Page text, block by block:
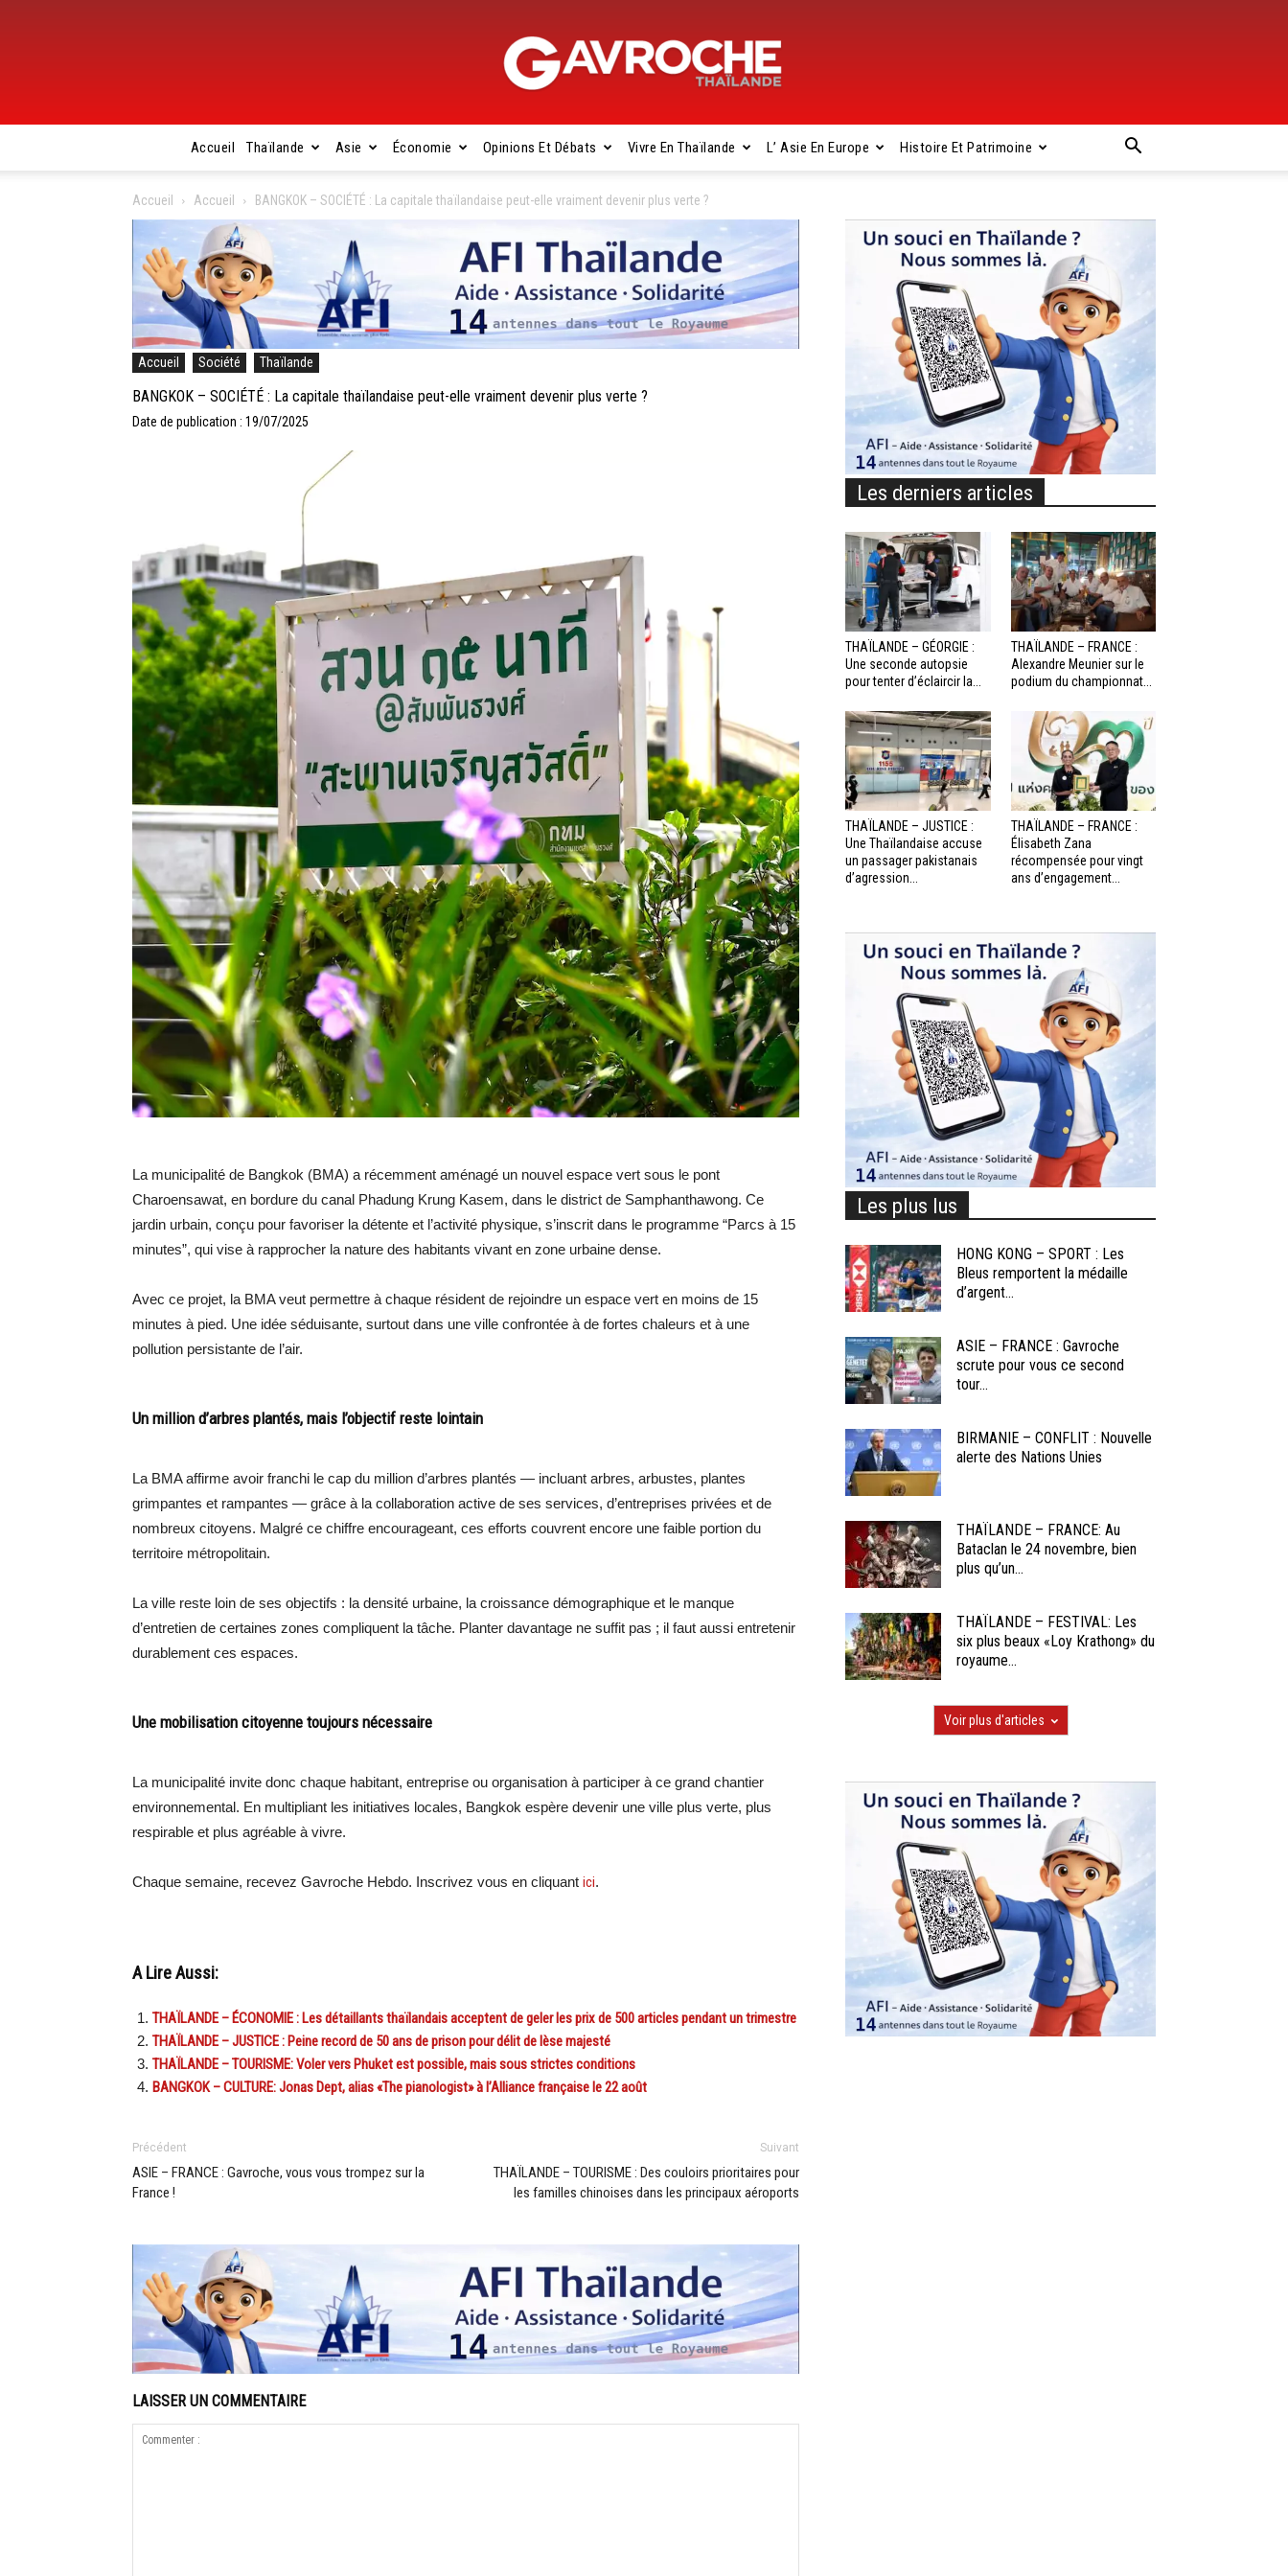
Gavroche
Thaïlande
Accueil Thaïlande Asie Économie Opinions Et Débats Vivre En Thaïlande L’ Asie En Europe Histoire Et Patrimoine
Accueil Accueil BANGKOK – SOCIÉTÉ : La capitale thaïlandaise peut-elle vraiment devenir plus verte ?
Accueil Société Thaïlande
BANGKOK – SOCIÉTÉ : La capitale thaïlandaise peut-elle vraiment devenir plus verte ?
Date de publication : 19/07/2025
La municipalité de Bangkok (BMA) a récemment aménagé un nouvel espace vert sous le pont
Charoensawat, en bordure du canal Phadung Krung Kasem, dans le district de Samphanthawong. Ce
jardin urbain, conçu pour favoriser la détente et l’activité physique, s’inscrit dans le programme “Parcs à 15
minutes”, qui vise à rapprocher la nature des habitants vivant en zone urbaine dense.
Avec ce projet, la BMA veut permettre à chaque résident de rejoindre un espace vert en moins de 15
minutes à pied. Une idée séduisante, surtout dans une ville confrontée à de fortes chaleurs et à une
pollution persistante de l’air.
Un million d’arbres plantés, mais l’objectif reste lointain
La BMA affirme avoir franchi le cap du million d’arbres plantés — incluant arbres, arbustes, plantes
grimpantes et rampantes — grâce à la collaboration active de ses services, d’entreprises privées et de
nombreux citoyens. Malgré ce chiffre encourageant, ces efforts couvrent encore une faible portion du
territoire métropolitain.
La ville reste loin de ses objectifs : la densité urbaine, la croissance démographique et le manque
d’entretien de certaines zones compliquent la tâche. Planter davantage ne suffit pas ; il faut aussi entretenir
durablement ces espaces.
Une mobilisation citoyenne toujours nécessaire
La municipalité invite donc chaque habitant, entreprise ou organisation à participer à ce grand chantier
environnemental. En multipliant les initiatives locales, Bangkok espère devenir une ville plus verte, plus
respirable et plus agréable à vivre.
Chaque semaine, recevez Gavroche Hebdo. Inscrivez vous en cliquant ici.
A Lire Aussi:
THAÏLANDE – ÉCONOMIE : Les détaillants thaïlandais acceptent de geler les prix de 500 articles pendant un trimestre
THAÏLANDE – JUSTICE : Peine record de 50 ans de prison pour délit de lèse majesté
THAÏLANDE – TOURISME: Voler vers Phuket est possible, mais sous strictes conditions
BANGKOK – CULTURE: Jonas Dept, alias «The pianologist» à l’Alliance française le 22 août
Précédent
ASIE – FRANCE : Gavroche, vous vous trompez sur la
France !
Suivant
THAÏLANDE – TOURISME : Des couloirs prioritaires pour
les familles chinoises dans les principaux aéroports
LAISSER UN COMMENTAIRE
Les derniers articles
THAÏLANDE – GÉORGIE :
Une seconde autopsie
pour tenter d’éclaircir la...
THAÏLANDE – FRANCE :
Alexandre Meunier sur le
podium du championnat...
THAÏLANDE – JUSTICE :
Une Thaïlandaise accuse
un passager pakistanais
d’agression...
THAÏLANDE – FRANCE :
Élisabeth Zana
récompensée pour vingt
ans d’engagement...
Les plus lus
HONG KONG – SPORT : Les
Bleus remportent la médaille
d’argent...
ASIE – FRANCE : Gavroche
scrute pour vous ce second
tour...
BIRMANIE – CONFLIT : Nouvelle
alerte des Nations Unies
THAÏLANDE – FRANCE: Au
Bataclan le 24 novembre, bien
plus qu’un...
THAÏLANDE – FESTIVAL: Les
six plus beaux «Loy Krathong» du
royaume...
Voir plus d'articles